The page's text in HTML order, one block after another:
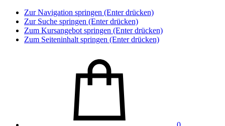
Zur Navigation springen (Enter drücken)
Zur Suche springen (Enter drücken)
Zum Kursangebot springen (Enter drücken)
Zum Seiteninhalt springen (Enter drücken)